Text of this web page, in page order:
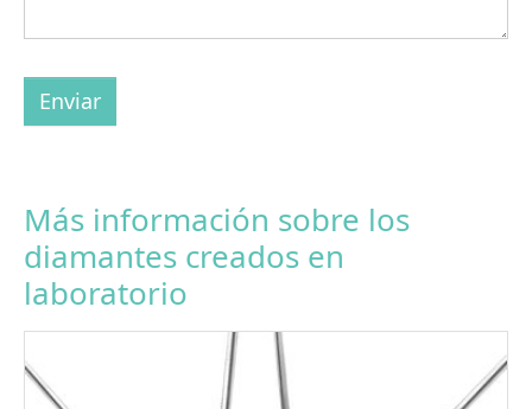
Enviar
Más información sobre los
diamantes creados en
laboratorio